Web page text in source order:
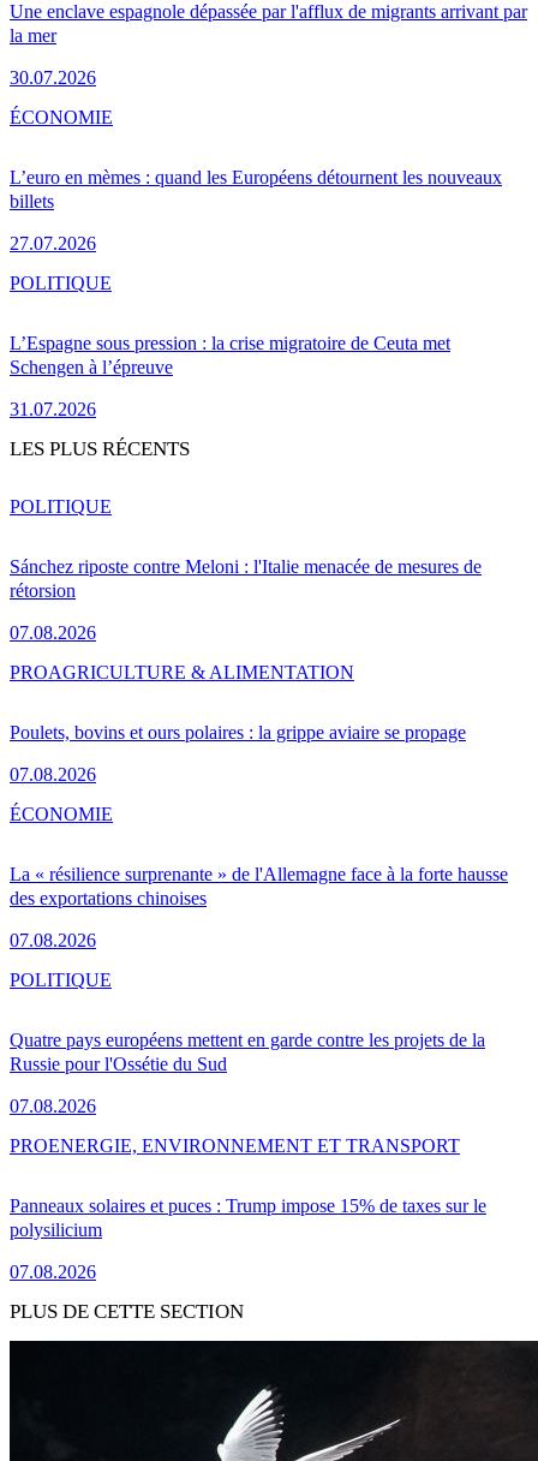
Une enclave espagnole dépassée par l'afflux de migrants arrivant par
la mer
30.07.2026
L’euro en mèmes : quand les Européens détournent les nouveaux
billets
27.07.2026
ÉCONOMIE
L’Espagne sous pression : la crise migratoire de Ceuta met
Schengen à l’épreuve
31.07.2026
POLITIQUE
LES PLUS RÉCENTS
Sánchez riposte contre Meloni : l'Italie menacée de mesures de
rétorsion
07.08.2026
POLITIQUE
Poulets, bovins et ours polaires : la grippe aviaire se propage
07.08.2026
PROAGRICULTURE & ALIMENTATION
La « résilience surprenante » de l'Allemagne face à la forte hausse
des exportations chinoises
07.08.2026
ÉCONOMIE
Quatre pays européens mettent en garde contre les projets de la
Russie pour l'Ossétie du Sud
07.08.2026
POLITIQUE
Panneaux solaires et puces : Trump impose 15% de taxes sur le
polysilicium
07.08.2026
PROENERGIE, ENVIRONNEMENT ET TRANSPORT
PLUS DE CETTE SECTION